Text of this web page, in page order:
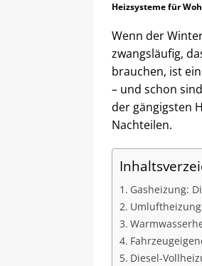
Heizsysteme für
Wenn der
zwangsläufig,
brauchen, ist
– und schon
der gängigsten
Nachteilen.
Gasheizung:
Umluftheizung
Diesel-